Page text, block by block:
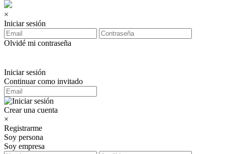
×
Iniciar sesión
Olvidé mi contraseña
Iniciar sesión
Continuar como invitado
Crear una cuenta
×
Registrarme
Soy persona
Soy empresa